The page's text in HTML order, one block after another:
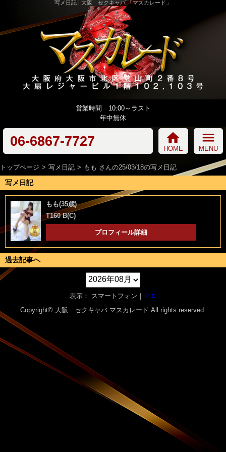
写メ日記 | 大阪 セクキャバ 「マスカレード」
営業時間 10:00～ラスト
年中無休
06-6867-7727 home
HOME
menu
MENU
トップページ 写メ日記 もも さんの25/03/18の写メ日記
写メ日記
もも(35歳)
T160 B(C)
プロフィール詳細
過去記事へ
表示： スマートフォン｜ ＰＣ
Copyright© 大阪 セクキャバ マスカレード All rights reserved.